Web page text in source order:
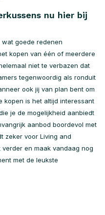
nu hier bij
goede redenen
kopen van één of meerdere
niet te verbazen dat
tegenwoordig als ronduit
ook jij van plan bent om
kopen is het altijd interessant
je de mogelijkheid aanbiedt
aanbod boordevol met
zeker voor Living and
en maak vandaag nog
met de leukste